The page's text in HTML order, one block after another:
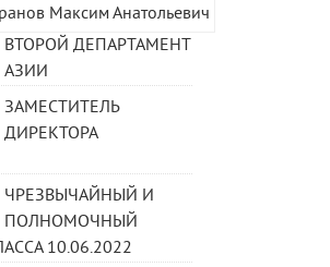
ВТОРОЙ ДЕПАРТАМЕНТ
АЗИИ
ЗАМЕСТИТЕЛЬ
ДИРЕКТОРА
ЧРЕЗВЫЧАЙНЫЙ И
ПОЛНОМОЧНЫЙ
10.06.2022